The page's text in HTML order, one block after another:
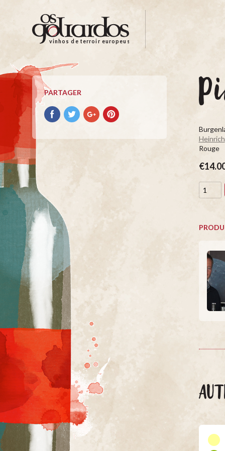
Os
Goliardos
Vinhos
de
Terroir
Europeus
vinhos de terroir europeus
PARTAGER
Partager
avec
Partager
avec
Partager
avec
Partager
avec
Heinrich
Rouge